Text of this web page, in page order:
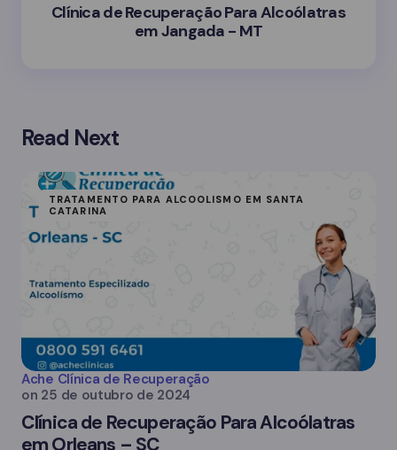
Clínica de Recuperação Para Alcoólatras
em Jangada - MT
Read Next
TRATAMENTO PARA ALCOOLISMO EM SANTA
CATARINA
Ache Clínica de Recuperação
on 25 de outubro de 2024
Clínica de Recuperação Para Alcoólatras
em Orleans – SC